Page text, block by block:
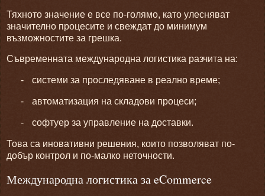
Тяхното значение е все по-голямо, като улесняват
значително процесите и свеждат до минимум
възможностите за грешка.
Съвременната международна логистика разчита на:
- системи за проследяване в реално време;
- автоматизация на складови процеси;
- софтуер за управление на доставки.
Това са иновативни решения, които позволяват по-
добър контрол и по-малко неточности.
Международна логистика за eCommerce